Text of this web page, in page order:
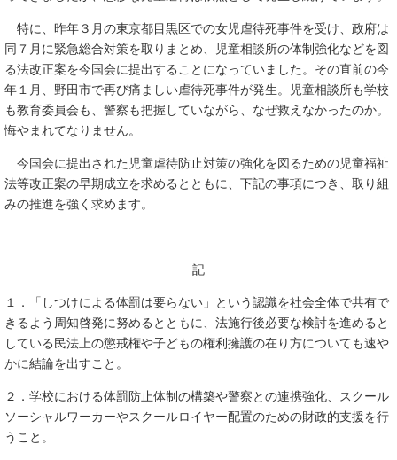
特に、昨年３月の東京都目黒区での女児虐待死事件を受け、政府は
同７月に緊急総合対策を取りまとめ、児童相談所の体制強化などを図
る法改正案を今国会に提出することになっていました。その直前の今
年１月、野田市で再び痛ましい虐待死事件が発生。児童相談所も学校
も教育委員会も、警察も把握していながら、なぜ救えなかったのか。
悔やまれてなりません。
今国会に提出された児童虐待防止対策の強化を図るための児童福祉
法等改正案の早期成立を求めるとともに、下記の事項につき、取り組
みの推進を強く求めます。
記
１．「しつけによる体罰は要らない」という認識を社会全体で共有で
きるよう周知啓発に努めるとともに、法施行後必要な検討を進めると
している民法上の懲戒権や子どもの権利擁護の在り方についても速や
かに結論を出すこと。
２．学校における体罰防止体制の構築や警察との連携強化、スクール
ソーシャルワーカーやスクールロイヤー配置のための財政的支援を行
うこと。